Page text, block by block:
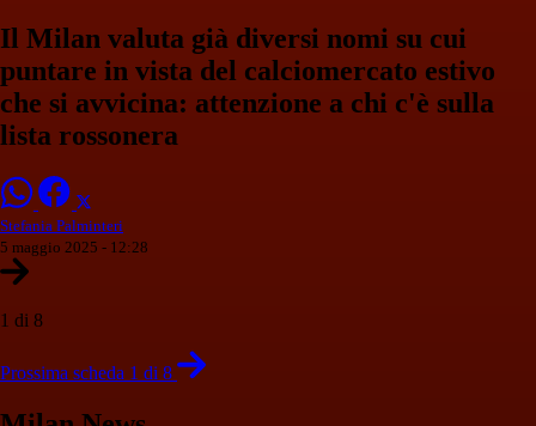
Il Milan valuta già diversi nomi su cui
puntare in vista del calciomercato estivo
che si avvicina: attenzione a chi c'è sulla
lista rossonera
Stefania Palminteri
5 maggio 2025 - 12:28
1 di 8
Prossima scheda 1 di 8